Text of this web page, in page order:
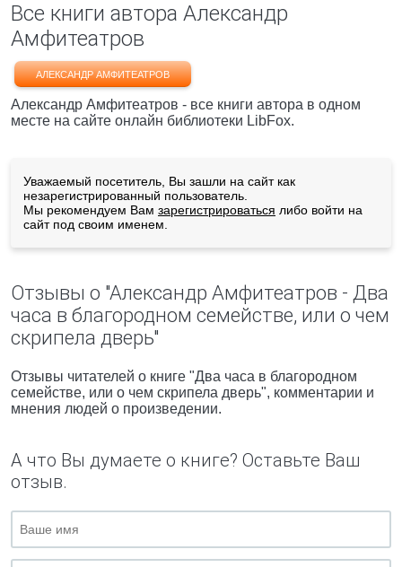
Все книги автора Александр
Амфитеатров
АЛЕКСАНДР АМФИТЕАТРОВ
Александр Амфитеатров - все книги автора в одном
месте на сайте онлайн библиотеки LibFox.
Уважаемый посетитель, Вы зашли на сайт как
незарегистрированный пользователь.
Мы рекомендуем Вам зарегистрироваться либо войти на
сайт под своим именем.
Отзывы о "Александр Амфитеатров - Два
часа в благородном семействе, или о чем
скрипела дверь"
Отзывы читателей о книге "Два часа в благородном
семействе, или о чем скрипела дверь", комментарии и
мнения людей о произведении.
А что Вы думаете о книге? Оставьте Ваш
отзыв.